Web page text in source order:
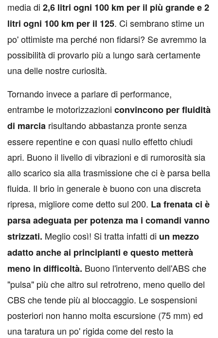
media di 2,6 litri ogni 100 km per il più grande e 2
litri ogni 100 km per il 125. Ci sembrano stime un
po' ottimiste ma perché non fidarsi? Se avremmo la
possibilità di provarlo più a lungo sarà certamente
una delle nostre curiosità.
Tornando invece a parlare di performance,
entrambe le motorizzazioni convincono per fluidità
di marcia risultando abbastanza pronte senza
essere repentine e con quasi nullo effetto chiudi
apri. Buono il livello di vibrazioni e di rumorosità sia
allo scarico sia alla trasmissione che ci è parsa bella
fluida. Il brio in generale è buono con una discreta
ripresa, migliore come detto sul 200. La frenata ci è
parsa adeguata per potenza ma i comandi vanno
strizzati. Meglio così! Si tratta infatti di un mezzo
adatto anche ai principianti e questo metterà
meno in difficoltà. Buono l'intervento dell'ABS che
"pulsa" più che altro sul retrotreno, meno quello del
CBS che tende più al bloccaggio. Le sospensioni
posteriori non hanno molta escursione (75 mm) ed
una taratura un po' rigida come del resto la